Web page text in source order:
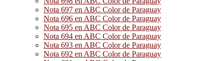
Nota 697 en ABC Color de Paraguay
Nota 696 en ABC Color de Paraguay
Nota 695 en ABC Color de Paraguay
Nota 694 en ABC Color de Paraguay
Nota 693 en ABC Color de Paraguay
Nota 692 en ABC Color de Paraguay